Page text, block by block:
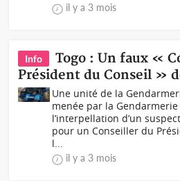
il y a 3 mois
Info
Togo : Un faux «
Président du Conseil »
Une unité de la
menée par la
l’interpellation d’un
pour un Conseiller du
l...
il y a 3 mois